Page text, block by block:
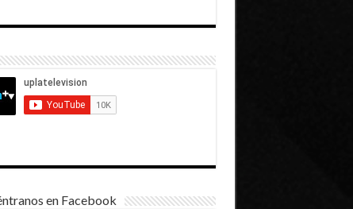
en Facebook